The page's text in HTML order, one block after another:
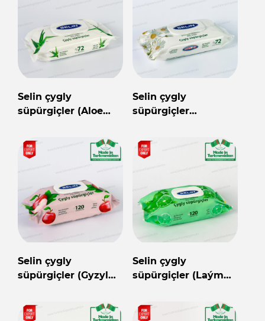
Selin çygly
süpürgiçler (Aloe
Selin çygly
süpürgiçler
sany)
Selin çygly
süpürgiçler (Gyzyl
Selin çygly
süpürgiçler (Laým